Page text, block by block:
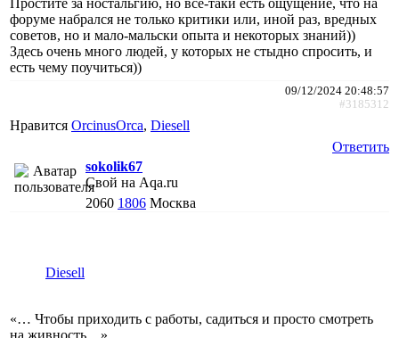
форуме набрался не только критики или, иной раз, вредных
советов, но и мало-мальски опыта и некоторых знаний))
Здесь очень много людей, у которых не стыдно спросить, и
есть чему поучиться))
09/12/2024 20:48:57
#3185312
Нравится ОrcinusОrca, Diesell
Ответить
sokolik67
Свой на Aqa.ru
2060 1806 Москва
Diesell
«… Чтобы приходить с работы, садиться и просто смотреть
на живность…»